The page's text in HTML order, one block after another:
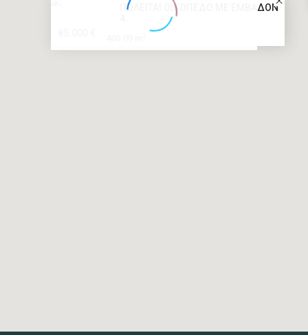
ΠΩΛΕΙΤΑΙ ΟΙΚΟΠΕΔΟ ΜΕ ΕΜΒΑΔΟΝ